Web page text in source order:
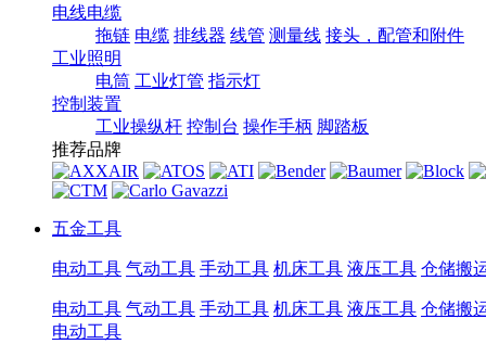
电线电缆
拖链 电缆 排线器 线管 测量线 接头，配管和附件
工业照明
电筒 工业灯管 指示灯
控制装置
工业操纵杆 控制台 操作手柄 脚踏板
推荐品牌
五金工具
电动工具 气动工具 手动工具 机床工具 液压工具 仓储搬
电动工具 气动工具 手动工具 机床工具 液压工具 仓储搬
电动工具